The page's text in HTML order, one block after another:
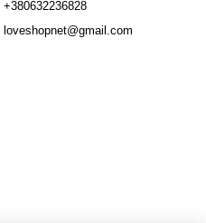
+380632236828
loveshopnet@gmail.com